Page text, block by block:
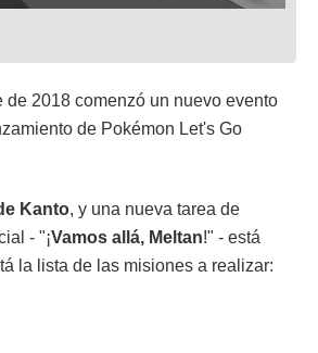
de 2018 comenzó un nuevo evento
de Pokémon Let's Go
Kanto, y una nueva tarea de
- "¡Vamos allá, Meltan!" - está
la lista de las misiones a realizar: